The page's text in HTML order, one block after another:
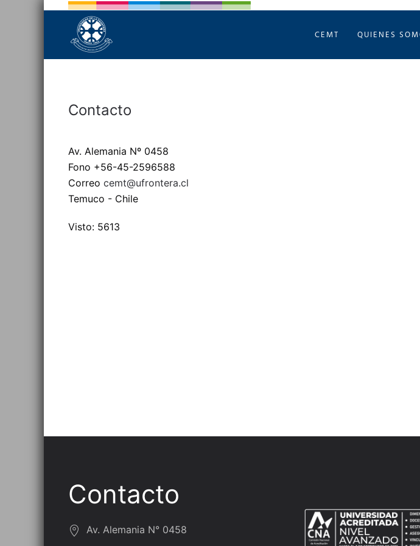
CEMT QUIENES
Contacto
Av. Alemania Nº 0458
Fono +56-45-2596588
Correo cemt@ufrontera.cl
Temuco - Chile
Visto: 5613
Contacto
Av. Alemania N° 0458